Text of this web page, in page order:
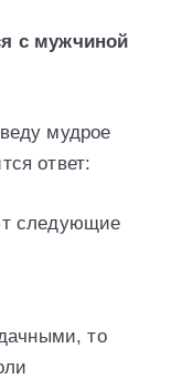
с мужчиной
мудрое
ответ:
следующие
то